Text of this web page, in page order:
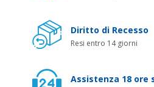
Diritto di Recesso
Resi entro 14 giorni
Assistenza 18 ore